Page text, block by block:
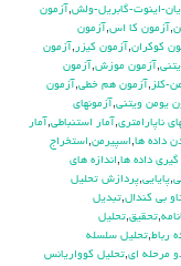
اينوت-گابريل-ولش,آزمون
,آزمون كا اس,آزمون
كوكران,آزمون كيزر ,آزمون
,آزمون موزش,آزمون
كلز ,آزمون هم خطي,آزمون
يومن ويتني,آزمونهاي
ناپارامتري,آمار استنباطي,آمار
داده ها,اسپيرمن,استخراج
گيري داده ها,اندازه هاي
,پايايي,پردازش تحليل
بي کندال,تبديل
,تحقيق,تحليل
رباط,تحليل سلسله
مرحله اي,تحليل كوواريانس